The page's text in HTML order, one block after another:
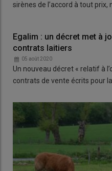
sirènes de l’accord à tout prix,
Egalim : un décret met à
contrats laitiers
05 août 2020
Un nouveau décret « relatif à
contrats de vente écrits pour la